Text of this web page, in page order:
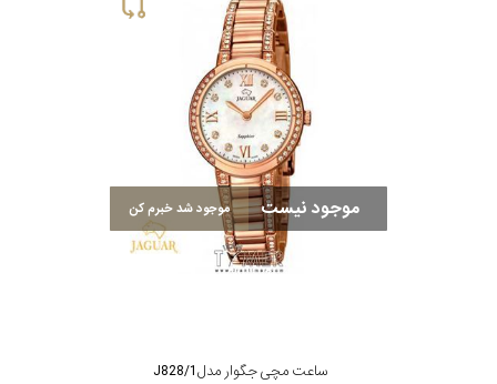
موجود نیست موجود شد خبرم کن
ساعت مچی جگوار مدل J828/1